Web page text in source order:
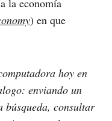
la economía
) en que
hoy en
enviando un
búsqueda, consultar